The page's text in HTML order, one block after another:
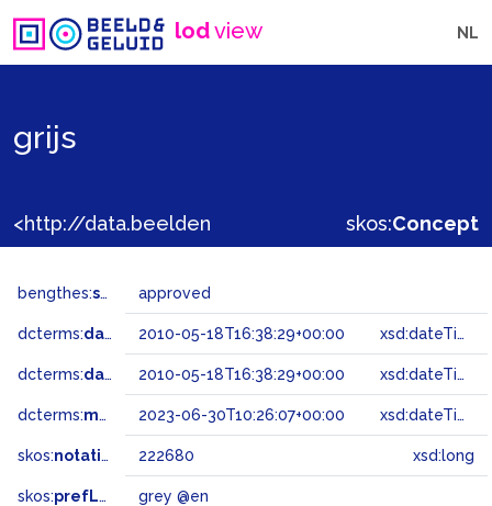
lodview NL
grijs
skos:Concept
bengthes:status approved
dcterms:dateAccepted 2010-05-18T16:38:29+00:00 xsd:dateTime
dcterms:dateSubmitted 2010-05-18T16:38:29+00:00 xsd:dateTime
dcterms:modified 2023-06-30T10:26:07+00:00 xsd:dateTime
skos:notation 222680 xsd:long
skos:prefLabel grey @en